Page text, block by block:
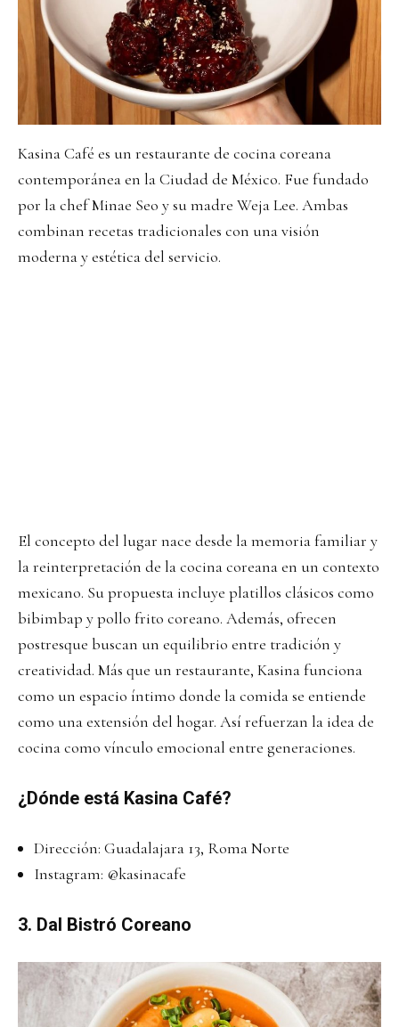
Kasina Café es un restaurante de cocina coreana
contemporánea en la Ciudad de México. Fue fundado
por la chef Minae Seo y su madre Weja Lee. Ambas
combinan recetas tradicionales con una visión
moderna y estética del servicio.
El concepto del lugar nace desde la memoria familiar y
la reinterpretación de la cocina coreana en un contexto
mexicano. Su propuesta incluye platillos clásicos como
bibimbap y pollo frito coreano. Además, ofrecen
postresque buscan un equilibrio entre tradición y
creatividad. Más que un restaurante, Kasina funciona
como un espacio íntimo donde la comida se entiende
como una extensión del hogar. Así refuerzan la idea de
cocina como vínculo emocional entre generaciones.
¿Dónde está Kasina Café?
Dirección: Guadalajara 13, Roma Norte
Instagram: @kasinacafe
3. Dal Bistró Coreano